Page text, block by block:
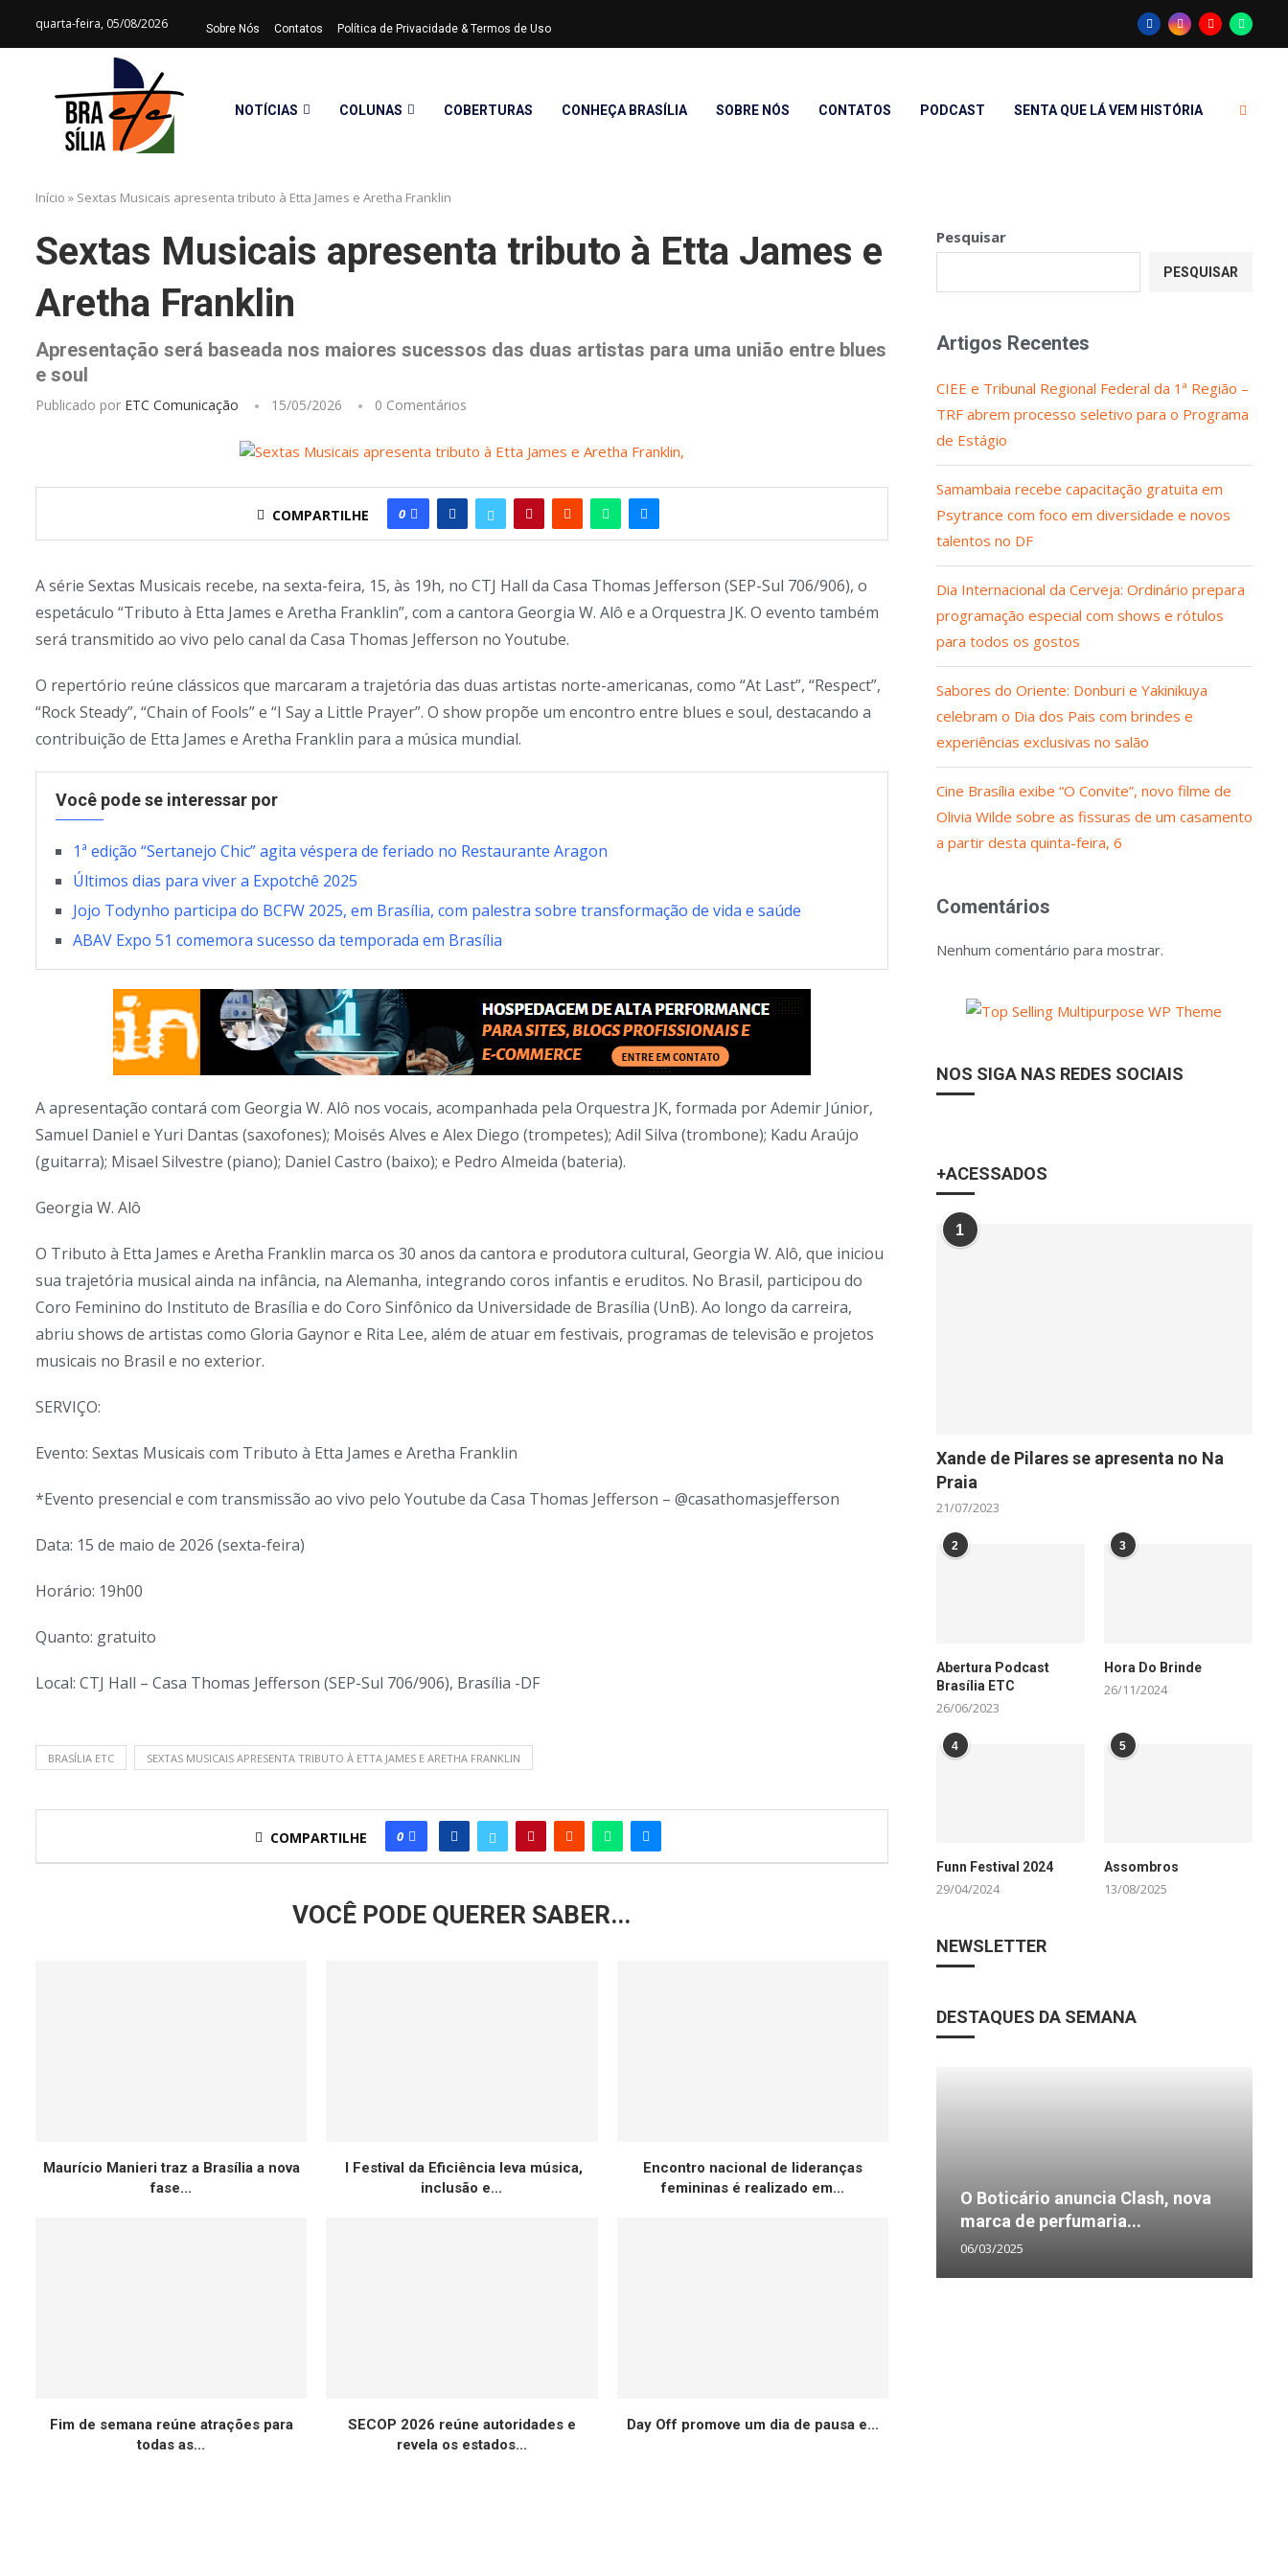
quarta-feira, 05/08/2026 Sobre Nós Contatos Política de Privacidade & Termos de Uso
NOTÍCIAS COLUNAS COBERTURAS CONHEÇA BRASÍLIA SOBRE NÓS CONTATOS PODCAST SENTA QUE LÁ VEM HISTÓRIA
Início » Sextas Musicais apresenta tributo à Etta James e Aretha Franklin
Sextas Musicais apresenta tributo à Etta James e
Aretha Franklin
Apresentação será baseada nos maiores sucessos das duas artistas para uma união entre blues
e soul
Publicado por ETC Comunicação 15/05/2026 0 Comentários
COMPARTILHE 0
A série Sextas Musicais recebe, na sexta-feira, 15, às 19h, no CTJ Hall da Casa Thomas Jefferson (SEP-Sul 706/906), o
espetáculo “Tributo à Etta James e Aretha Franklin”, com a cantora Georgia W. Alô e a Orquestra JK. O evento também
será transmitido ao vivo pelo canal da Casa Thomas Jefferson no Youtube.
O repertório reúne clássicos que marcaram a trajetória das duas artistas norte-americanas, como “At Last”, “Respect”,
“Rock Steady”, “Chain of Fools” e “I Say a Little Prayer”. O show propõe um encontro entre blues e soul, destacando a
contribuição de Etta James e Aretha Franklin para a música mundial.
Você pode se interessar por
1ª edição “Sertanejo Chic” agita véspera de feriado no Restaurante Aragon
Últimos dias para viver a Expotchê 2025
Jojo Todynho participa do BCFW 2025, em Brasília, com palestra sobre transformação de vida e saúde
ABAV Expo 51 comemora sucesso da temporada em Brasília
A apresentação contará com Georgia W. Alô nos vocais, acompanhada pela Orquestra JK, formada por Ademir Júnior,
Samuel Daniel e Yuri Dantas (saxofones); Moisés Alves e Alex Diego (trompetes); Adil Silva (trombone); Kadu Araújo
(guitarra); Misael Silvestre (piano); Daniel Castro (baixo); e Pedro Almeida (bateria).
Georgia W. Alô
O Tributo à Etta James e Aretha Franklin marca os 30 anos da cantora e produtora cultural, Georgia W. Alô, que iniciou
sua trajetória musical ainda na infância, na Alemanha, integrando coros infantis e eruditos. No Brasil, participou do
Coro Feminino do Instituto de Brasília e do Coro Sinfônico da Universidade de Brasília (UnB). Ao longo da carreira,
abriu shows de artistas como Gloria Gaynor e Rita Lee, além de atuar em festivais, programas de televisão e projetos
musicais no Brasil e no exterior.
SERVIÇO:
Evento: Sextas Musicais com Tributo à Etta James e Aretha Franklin
*Evento presencial e com transmissão ao vivo pelo Youtube da Casa Thomas Jefferson – @casathomasjefferson
Data: 15 de maio de 2026 (sexta-feira)
Horário: 19h00
Quanto: gratuito
Local: CTJ Hall – Casa Thomas Jefferson (SEP-Sul 706/906), Brasília -DF
BRASÍLIA ETC SEXTAS MUSICAIS APRESENTA TRIBUTO À ETTA JAMES E ARETHA FRANKLIN
COMPARTILHE 0
VOCÊ PODE QUERER SABER...
Maurício Manieri traz a Brasília a nova
fase...
I Festival da Eficiência leva música,
inclusão e...
Encontro nacional de lideranças
femininas é realizado em...
Fim de semana reúne atrações para
todas as...
SECOP 2026 reúne autoridades e
revela os estados...
Day Off promove um dia de pausa e...
Pesquisar
PESQUISAR
Artigos Recentes
CIEE e Tribunal Regional Federal da 1ª Região –
TRF abrem processo seletivo para o Programa
de Estágio
Samambaia recebe capacitação gratuita em
Psytrance com foco em diversidade e novos
talentos no DF
Dia Internacional da Cerveja: Ordinário prepara
programação especial com shows e rótulos
para todos os gostos
Sabores do Oriente: Donburi e Yakinikuya
celebram o Dia dos Pais com brindes e
experiências exclusivas no salão
Cine Brasília exibe “O Convite”, novo filme de
Olivia Wilde sobre as fissuras de um casamento
a partir desta quinta-feira, 6
Comentários
Nenhum comentário para mostrar.
NOS SIGA NAS REDES SOCIAIS
+ACESSADOS
1
Xande de Pilares se apresenta no Na
Praia
21/07/2023
2
Abertura Podcast
Brasília ETC
26/06/2023
3
Hora Do Brinde
26/11/2024
4
Funn Festival 2024
29/04/2024
5
Assombros
13/08/2025
NEWSLETTER
DESTAQUES DA SEMANA
O Boticário anuncia Clash, nova
marca de perfumaria...
06/03/2025